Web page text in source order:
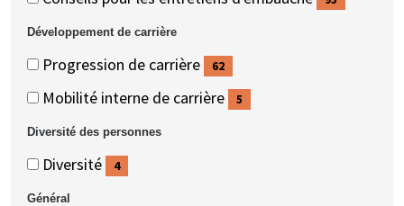
pour
entretiens
d'embauche
pour
entretiens
d'embauche
(95
Développement de carrière
Développement
de
Développement
de
Progression de carrière
(62
62
Mobilité interne de carrière
(5
5
Diversité des personnes
Diversité
des
Diversité
des
Diversité
(4
4
Général